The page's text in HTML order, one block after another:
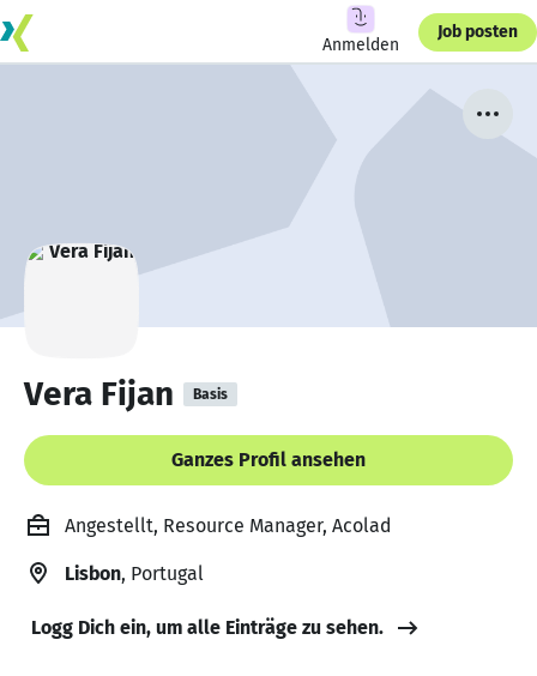
Anmelden
Job posten
Vera Fijan Basis
Ganzes Profil ansehen
Angestellt, Resource Manager, Acolad
Lisbon, Portugal
Logg Dich ein, um alle Einträge zu sehen.